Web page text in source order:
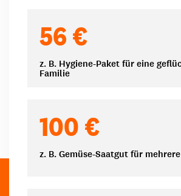
56 €
z. B. Hygiene-Paket für eine
Familie
100 €
z. B. Gemüse-Saatgut für